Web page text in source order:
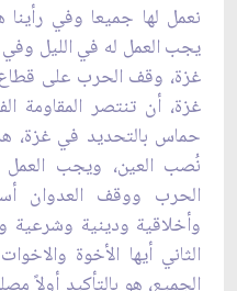
نعمل لها جميعا وفي ‏رأينا
يجب العمل له في الليل
غزة، ‏وقف الحرب على قطاع
غزة، أن تنتصر المقاومة
حماس بالتحديد في غزة،
نُصب العين، ويجب العمل
الحرب ووقف العدوان
وأخلاقية ودينية وشرعية
الثاني أيها الأخوة